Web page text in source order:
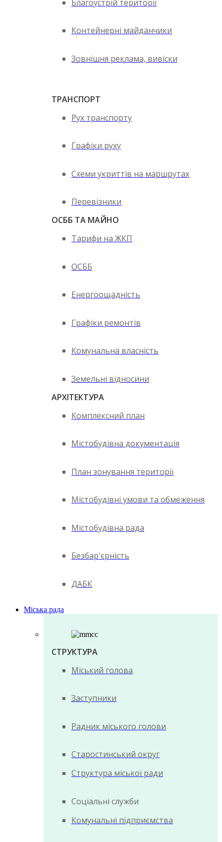
Благоустрій території
Контейнерні майданчики
Зовнішня реклама, вивіски
ТРАНСПОРТ
Рух транспорту
Графіки руху
Схеми укриттів на маршрутах
Перевізники
ОСББ ТА МАЙНО
Тарифи на ЖКП
ОСББ
Енергоощадність
Графіки ремонтів
Комунальна власність
Земельні відносини
АРХІТЕКТУРА
Комплексний план
Містобудівна документація
План зонування території
Містобудівні умови та обмеження
Містобудівна рада
Безбар'єрність
ДАБК
Міська рада
СТРУКТУРА
Міський голова
Заступники
Радник міського голови
Старостинський округ
Структура міської ради
Соціальні служби
Комунальні підприємства